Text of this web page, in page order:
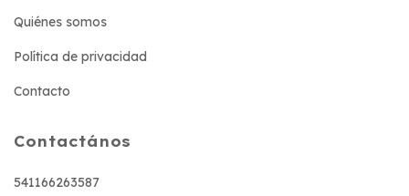
Quiénes somos
Política de privacidad
Contacto
Contactános
541166263587